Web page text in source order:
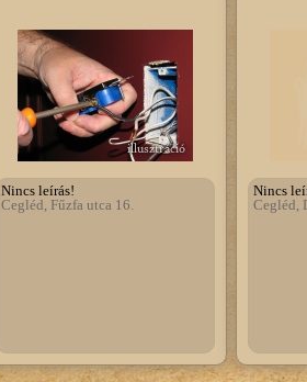
illusztráció
Nincs leírás!
Cegléd, Fűzfa utca 16.
Nincs
Cegléd,